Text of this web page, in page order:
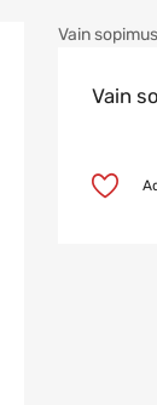
Vain
Vain